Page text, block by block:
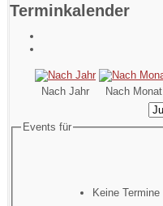
Terminkalender
Nach Jahr Nach Monat
Events für
Keine Termine